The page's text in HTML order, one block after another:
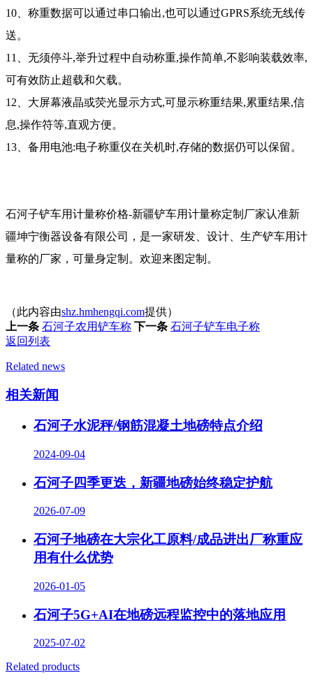
10、称重数据可以通过串口输出,也可以通过GPRS系统无线传
送。
11、无须停斗,举升过程中自动称重,操作简单,不影响装载效率,
可有效防止超载和欠载。
12、大屏幕液晶或荧光显示方式,可显示称重结果,累重结果,信
息,操作符等,直观方便。
13、备用电池:电子称重仪在关机时,存储的数据仍可以保留。
石河子铲车用计量称价格-新疆铲车用计量称定制厂家认准新
疆坤宁衡器设备有限公司，是一家研发、设计、生产铲车用计
量称的厂家， 可量身定制。欢迎来图定制。
（此内容由shz.hmhengqi.com提供）
上一条 石河子农用铲车称 下一条 石河子铲车电子称
返回列表
Related news
相关新闻
石河子水泥秤/钢筋混凝土地磅特点介绍
2024-09-04
石河子四季更迭，新疆地磅始终稳定护航
2026-07-09
石河子地磅在大宗化工原料/成品进出厂称重应
用有什么优势
2026-01-05
石河子5G+AI在地磅远程监控中的落地应用
2025-07-02
Related products